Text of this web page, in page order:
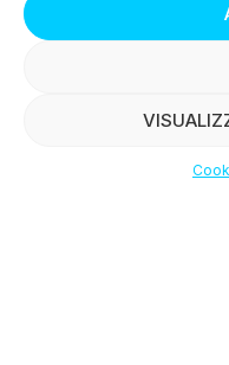
> I nostri prodotti
Filters